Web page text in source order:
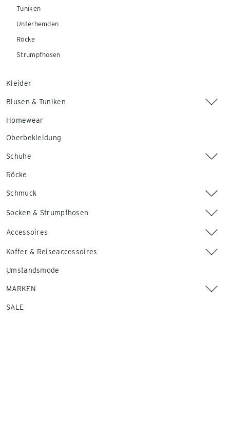
Tuniken
Unterhemden
Röcke
Strumpfhosen
Kleider
Blusen & Tuniken
Homewear
Oberbekleidung
Schuhe
Röcke
Schmuck
Socken & Strumpfhosen
Accessoires
Koffer & Reiseaccessoires
Umstandsmode
MARKEN
SALE